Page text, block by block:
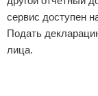
сервис доступен
Подать
лица.